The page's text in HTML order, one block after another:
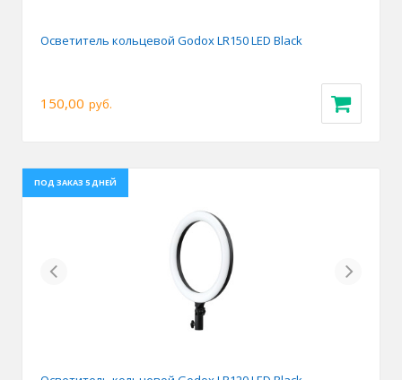
Осветитель кольцевой Godox LR150 LED Black
150,00 руб.
ПОД ЗАКАЗ 5 ДНЕЙ
Previous Next